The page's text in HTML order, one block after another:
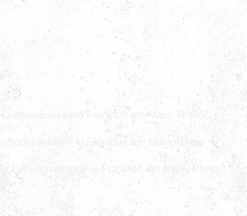
Lueftungsanlagen Frankfurt am Main, Rhein-
in Frankfurt am Main, Rhein-
Lüftungsanlagen in Frankfurt am Main, Rhein-